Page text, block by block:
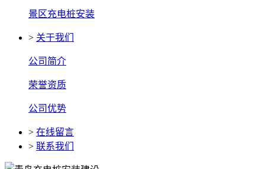
景区充电桩安装
> 关于我们
公司简介
荣誉资质
公司优势
> 在线留言
> 联系我们